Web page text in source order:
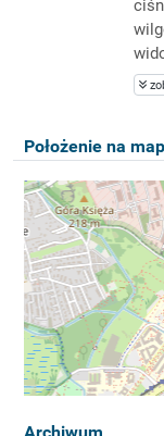
Położenie na
Archiwum